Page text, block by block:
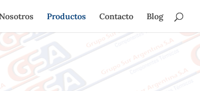
Productos Contacto Blog